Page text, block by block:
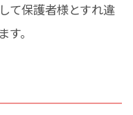
て保護者様とすれ違
。